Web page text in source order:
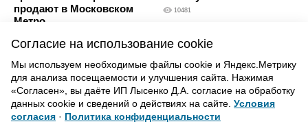
продают в Московском
Метро
10481
Согласие на использование cookie
Мы используем необходимые файлы cookie и Яндекс.Метрику
для анализа посещаемости и улучшения сайта. Нажимая
«Согласен», вы даёте ИП Лысенко Д.А. согласие на обработку
данных cookie и сведений о действиях на сайте. Условия
согласия · Политика конфиденциальности